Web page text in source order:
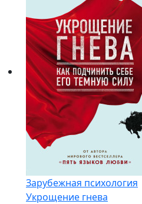
Зарубежная психология
Укрощение гнева